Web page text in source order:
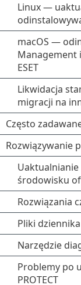
Linux —
macOS —
ESET
Likwidacja
migracji na
Często
Rozwiązywanie
Uaktualnianie
środowisku
Rozwiązania
Pliki dziennika
Narzędzie
Problemy po
PROTECT